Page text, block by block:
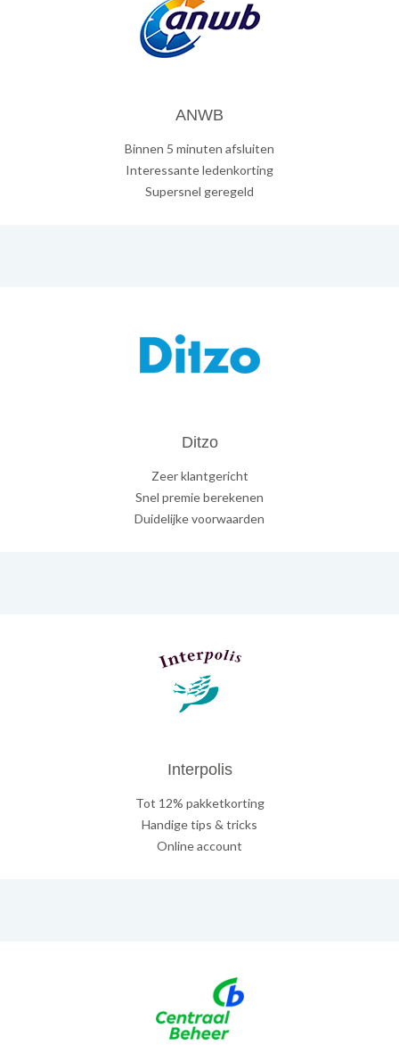
ANWB
Binnen 5 minuten afsluiten
Interessante ledenkorting
Supersnel geregeld
Ditzo
Zeer klantgericht
Snel premie berekenen
Duidelijke voorwaarden
Interpolis
Tot 12% pakketkorting
Handige tips & tricks
Online account